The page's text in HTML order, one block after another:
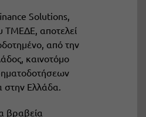
Solutions,
ΤΜΕΔΕ, αποτελεί
από την
καινοτόμο
στην Ελλάδα.
βραβεία